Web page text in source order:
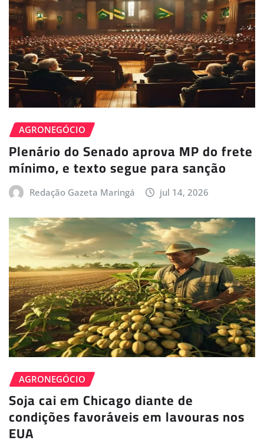
AGRONEGÓCIO
Plenário do Senado aprova MP do frete
mínimo, e texto segue para sanção
Redação Gazeta Maringá jul 14, 2026
AGRONEGÓCIO
Soja cai em Chicago diante de
condições favoráveis em lavouras nos
EUA